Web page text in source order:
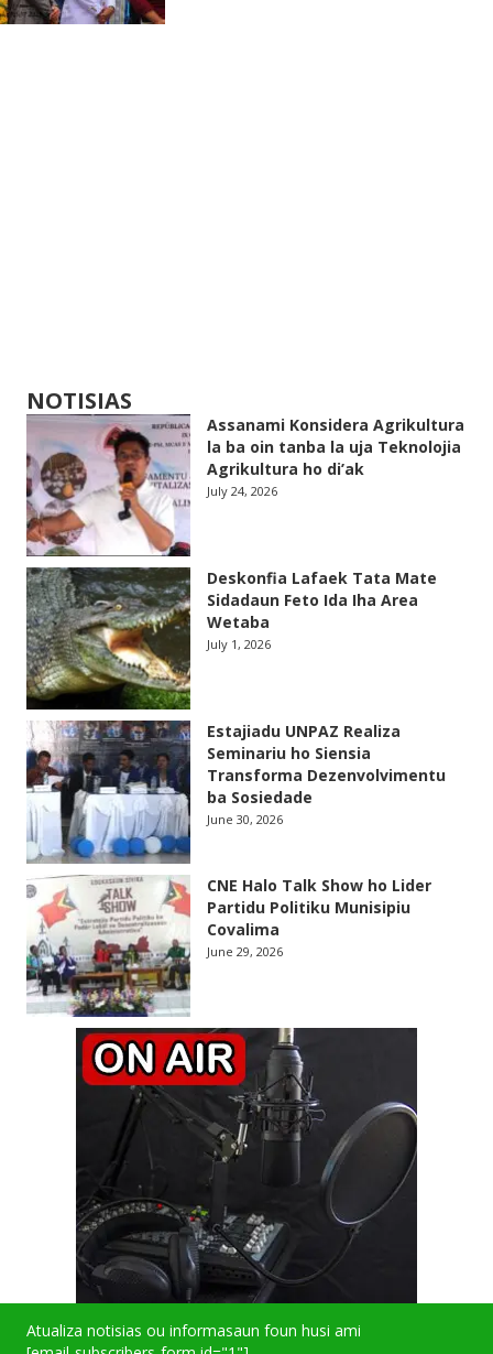
NOTISIAS
Assanami Konsidera Agrikultura
la ba oin tanba la uja Teknolojia
Agrikultura ho di’ak
July 24, 2026
Deskonfia Lafaek Tata Mate
Sidadaun Feto Ida Iha Area
Wetaba
July 1, 2026
Estajiadu UNPAZ Realiza
Seminariu ho Siensia
Transforma Dezenvolvimentu
ba Sosiedade
June 30, 2026
CNE Halo Talk Show ho Lider
Partidu Politiku Munisipiu
Covalima
June 29, 2026
Atualiza notisias ou informasaun foun husi ami